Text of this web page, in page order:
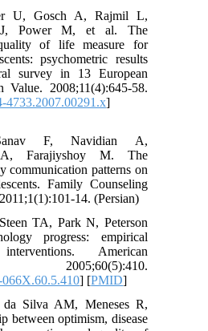
27. Ravens-Sieberer U, Gosch A,
Erhart M, Bruil J, Power M, et
KIDSCREEN-52 quality of life
children and adolescents:
from a cross-cultural survey in 13
countries. Health in Value.
[DOI:10.1111/j.1524-
28. Shahraki Sanav F,
Ansarimoghadam A, Farajiyshoy
relationship of family communication
life quality in adolescents. Family
and Psychotherapy. 2011;1(1):101-14.
29. Seligman ME, Steen TA, Park N,
C. Positive psychology progress:
validation of interventions.
Psychologist.
[DOI:10.1037/0003-066X.60.5.410
30. Pais-Ribeiro J, da Silva AM,
Falco C. Relationship between